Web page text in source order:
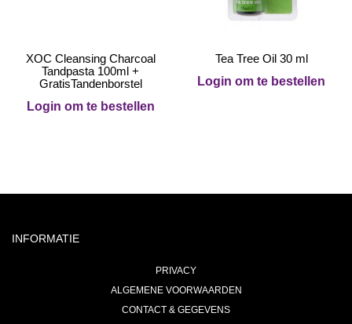
XOC Cleansing Charcoal
Tandpasta 100ml +
GratisTandenborstel
Login om te bestellen
Tea Tree Oil 30 ml
Login om te bestellen
INFORMATIE
PRIVACY
ALGEMENE VOORWAARDEN
CONTACT & GEGEVENS